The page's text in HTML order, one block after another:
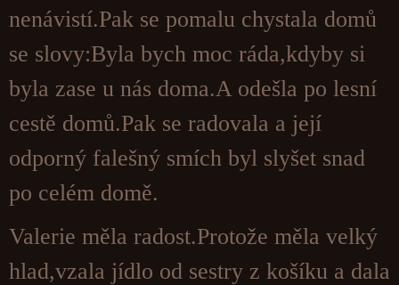
nenávistí.Pak se pomalu chystala domů
se slovy:Byla bych moc ráda,kdyby si
byla zase u nás doma.A odešla po lesní
cestě domů.Pak se radovala a její
odporný falešný smích byl slyšet snad
po celém domě.
Valerie měla radost.Protože měla velký
hlad,vzala jídlo od sestry z košíku a dala